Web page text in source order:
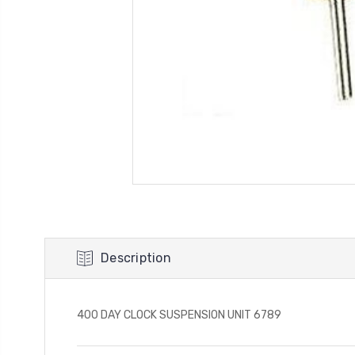
Description
400 DAY CLOCK SUSPENSION UNIT 6789